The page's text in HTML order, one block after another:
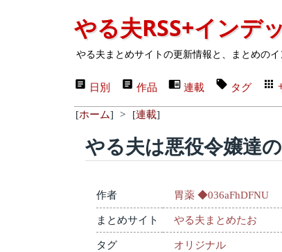
やる夫RSS+インデ
やる夫まとめサイトの更新情報と、まとめのイ
日別 作品 連載 タグ
[ホーム] > [連載]
やる夫は悪役令嬢達
作者 胃薬 ◆036aFhDFNU
まとめサイト やる夫まとめたお
タグ オリジナル